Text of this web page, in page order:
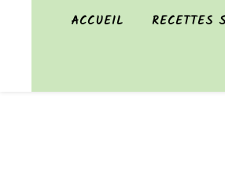
ACCUEIL RECETTES